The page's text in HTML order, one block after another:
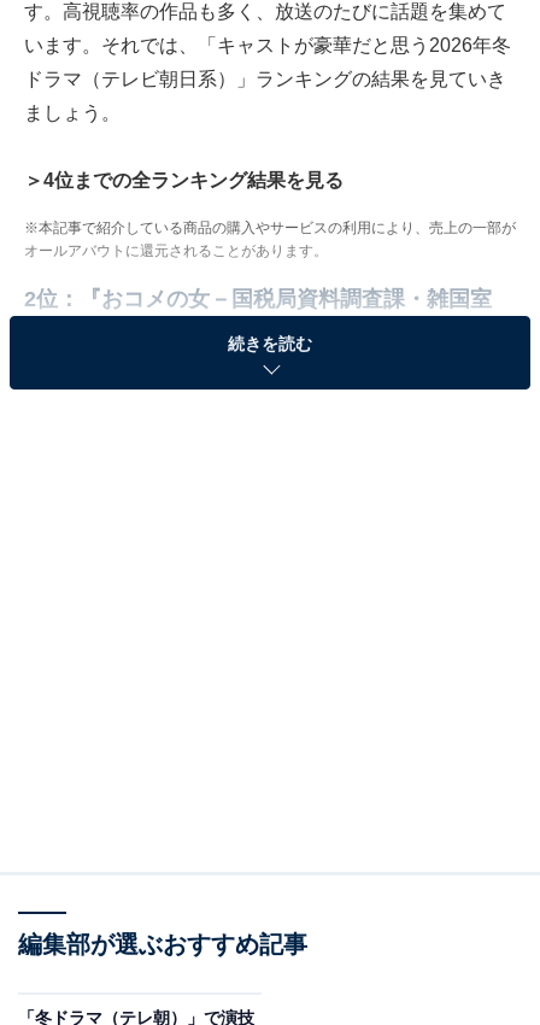
す。高視聴率の作品も多く、放送のたびに話題を集めて
います。それでは、「キャストが豪華だと思う2026年冬
ドラマ（テレビ朝日系）」ランキングの結果を見ていき
ましょう。
＞4位までの全ランキング結果を見る
※本記事で紹介している商品の購入やサービスの利用により、売上の一部が
オールアバウトに還元されることがあります。
2位：『おコメの女－国税局資料調査課・雑国室
続きを読む
編集部が選ぶおすすめ記事
「冬ドラマ（テレ朝）」で演技